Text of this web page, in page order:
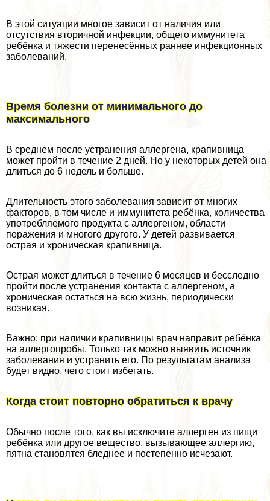
В этой ситуации многое зависит от наличия или
отсутствия вторичной инфекции, общего иммунитета
ребёнка и тяжести перенесённых раннее инфекционных
заболеваний.
Время болезни от минимального до
максимального
В среднем после устранения аллергена, крапивница
может пройти в течение 2 дней. Но у некоторых детей она
длиться до 6 недель и больше.
Длительность этого заболевания зависит от многих
факторов, в том числе и иммунитета ребёнка, количества
употрeбляемого продукта с аллергеном, области
поражения и многого другого. У детей развивается
острая и хроническая крапивница.
Острая может длиться в течение 6 месяцев и бесследно
пройти после устранения контакта с аллергеном, а
хроническая остаться на всю жизнь, периодически
возникая.
Важно: при наличии крапивницы врач направит ребёнка
на аллергопробы. Только так можно выявить источник
заболевания и устранить его. По результатам анализа
будет видно, чего стоит избегать.
Когда стоит повторно обратиться к врачу
Обычно после того, как вы исключите аллерген из пищи
ребёнка или другое вещество, вызывающее аллергию,
пятна становятся бледнее и постепенно исчезают.